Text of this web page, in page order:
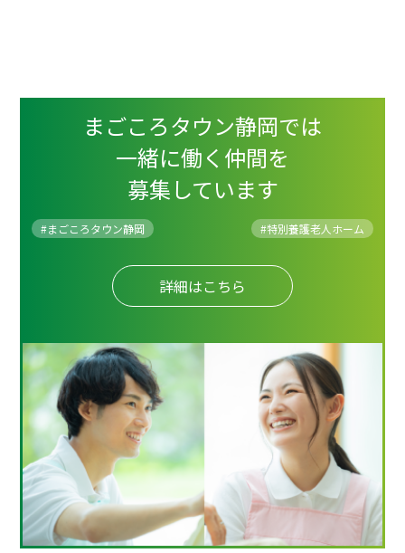
まごころタウン静岡では
一緒に働く仲間を
募集しています
#まごころタウン静岡 #特別養護老人ホーム
詳細はこちら